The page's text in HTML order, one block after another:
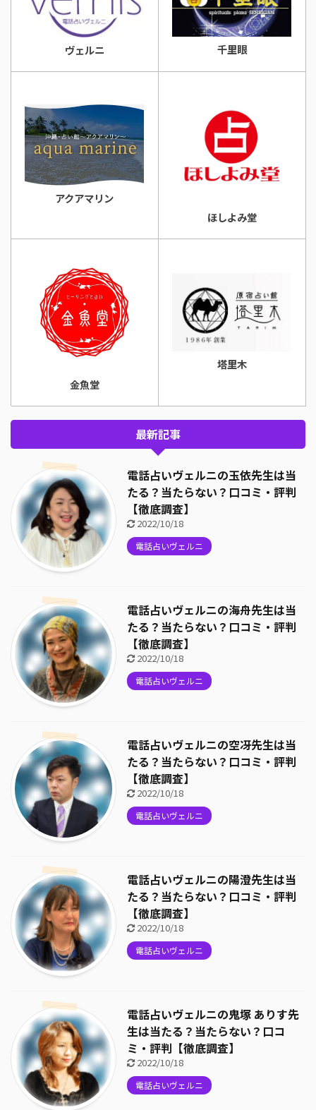
ヴェルニ 千里眼
アクアマリン
ほしよみ堂
金魚堂
塔里木
最新記事
電話占いヴェルニの玉依先生は当
たる？当たらない？口コミ・評判
【徹底調査】
2022/10/18
電話占いヴェルニ
電話占いヴェルニの海舟先生は当
たる？当たらない？口コミ・評判
【徹底調査】
2022/10/18
電話占いヴェルニ
電話占いヴェルニの空冴先生は当
たる？当たらない？口コミ・評判
【徹底調査】
2022/10/18
電話占いヴェルニ
電話占いヴェルニの陽澄先生は当
たる？当たらない？口コミ・評判
【徹底調査】
2022/10/18
電話占いヴェルニ
電話占いヴェルニの鬼塚 ありす先
生は当たる？当たらない？口コ
ミ・評判【徹底調査】
2022/10/18
電話占いヴェルニ